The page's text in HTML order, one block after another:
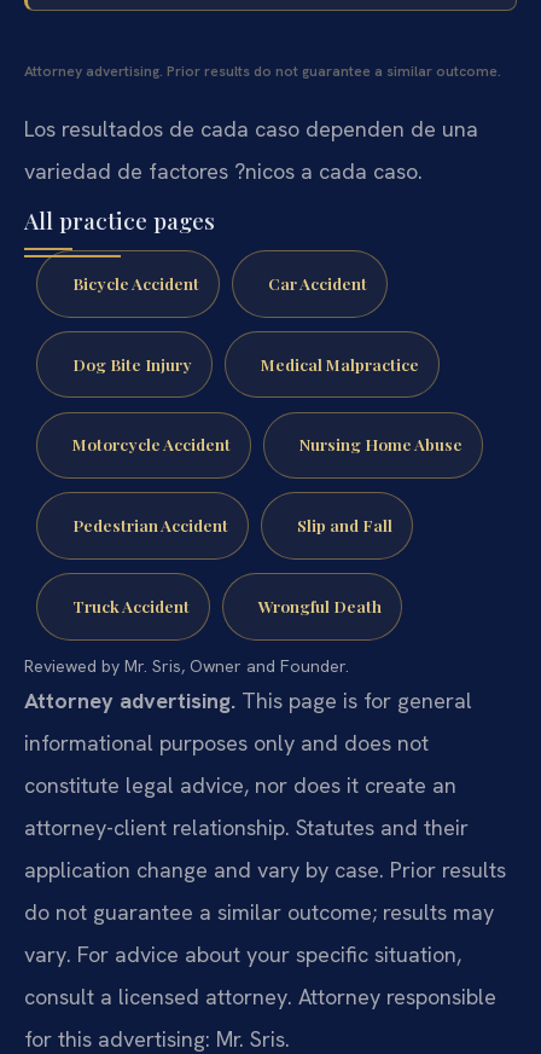
Attorney advertising. Prior results do not guarantee a similar outcome.
Los resultados de cada caso dependen de una
variedad de factores ?nicos a cada caso.
All practice pages
Bicycle Accident Car Accident
Dog Bite Injury Medical Malpractice
Motorcycle Accident Nursing Home Abuse
Pedestrian Accident Slip and Fall
Truck Accident Wrongful Death
Reviewed by Mr. Sris, Owner and Founder.
Attorney advertising. This page is for general
informational purposes only and does not
constitute legal advice, nor does it create an
attorney-client relationship. Statutes and their
application change and vary by case. Prior results
do not guarantee a similar outcome; results may
vary. For advice about your specific situation,
consult a licensed attorney. Attorney responsible
for this advertising: Mr. Sris.